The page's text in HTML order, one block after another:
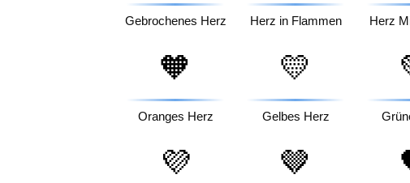
Gebrochenes Herz Herz in Flammen Herz
🧡
Oranges Herz
💛
Gelbes Herz
💜 🤎